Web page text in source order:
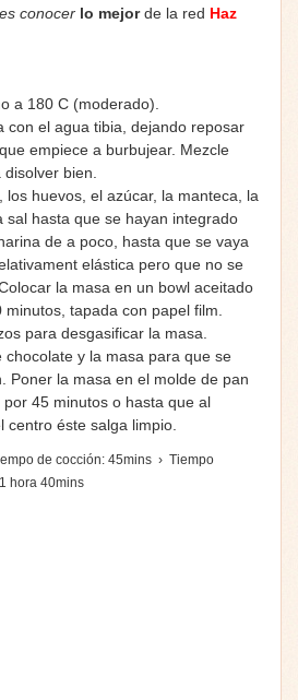
conocer lo mejorde la red Haz
a 180 C (moderado).
con el agua tibia, dejando reposar
empiece a burbujear. Mezcle
bien.
los huevos, el azúcar, la manteca, la
sal hasta que se hayan integrado
de a poco, hasta que se vaya
elástica pero que no se
la masa en un bowl aceitado
tapada con papel film.
para desgasificar la masa.
chocolate y la masa para que se
Poner la masa en el molde de pan
45 minutos o hasta que al
centro éste salga limpio.
de cocción: 45mins › Tiempo
1 hora 40mins